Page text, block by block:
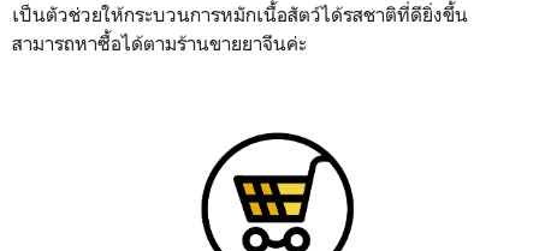
เป็นตัวช่วยให้กระบวนการหมักเนื้อสัตว์ได้รสชาติที่ดียิ่งขึ้น
สามารถหาซื้อได้ตามร้านขายยาจีนค่ะ